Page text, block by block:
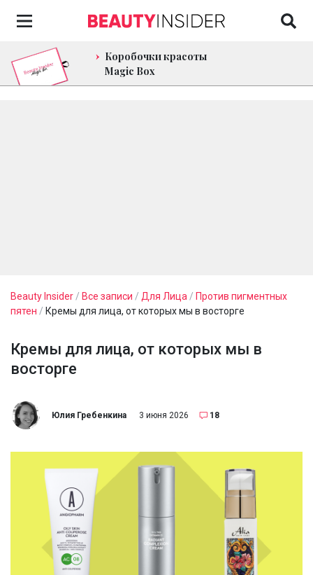
Коробочки красоты
Magic Box
Beauty Insider / Все записи / Для Лица / Против пигментных
пятен / Кремы для лица, от которых мы в восторге
Кремы для лица, от которых мы в
восторге
Юлия Гребенкина 3 июня 2026 18